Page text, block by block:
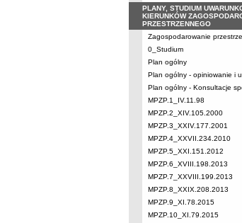
PLANY, STUDIUM
KIERUNKÓW
PRZESTRZENNEGO
Zagospodarowanie
0_Studium
Plan ogólny
Plan ogólny - opiniowanie i
Plan ogólny - Konsultacje
MPZP.1_IV.11.98
MPZP.2_XIV.105.2000
MPZP.3_XXIV.177.2001
MPZP.4_XXVII.234.2010
MPZP.5_XXI.151.2012
MPZP.6_XVIII.198.2013
MPZP.7_XXVIII.199.2013
MPZP.8_XXIX.208.2013
MPZP.9_XI.78.2015
MPZP.10_XI.79.2015